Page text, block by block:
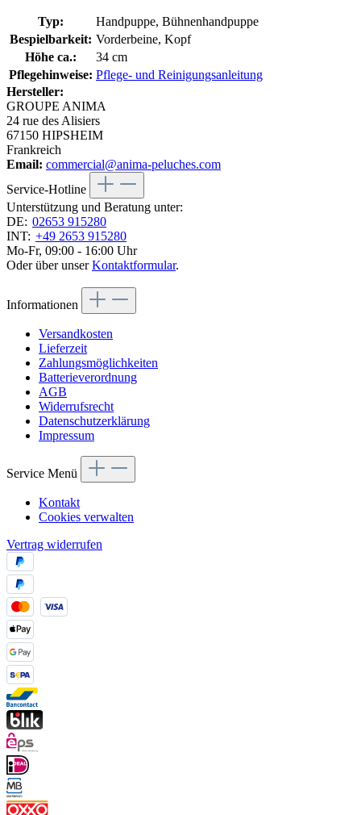
Typ:
Handpuppe, Bühnenhandpuppe
Bespielbarkeit: Vorderbeine, Kopf
Höhe ca.:
34 cm
Pflegehinweise: Pflege- und Reinigungsanleitung
Hersteller:
GROUPE ANIMA
24 rue des Alisiers
67150 HIPSHEIM
Frankreich
Email: commercial@anima-peluches.com
Service-Hotline
Unterstützung und Beratung unter:
DE: 02653 915280
INT: +49 2653 915280
Mo-Fr, 09:00 - 16:00 Uhr
Oder über unserKontaktformular.
Informationen
Versandkosten
Lieferzeit
Zahlungsmöglichkeiten
Batterieverordnung
AGB
Widerrufsrecht
Datenschutzerklärung
Impressum
Service Menü
Kontakt
Cookies verwalten
Vertrag widerrufen